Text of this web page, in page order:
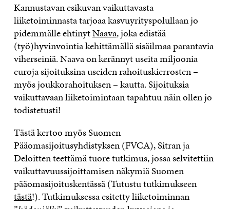
Kannustavan esikuvan vaikuttavasta
liiketoiminnasta tarjoaa kasvuyrityspolullaan jo
pidemmälle ehtinytNaava, joka edistää
(työ)hyvinvointia kehittämällä sisäilmaa parantavia
viherseiniä. Naava on kerännyt useita miljoonia
euroja sijoituksina useiden rahoituskierrosten –
myös joukkorahoituksen – kautta. Sijoituksia
vaikuttavaan liiketoimintaan tapahtuu näin ollen jo
todistetusti!
Tästä kertoo myös Suomen
Pääomasijoitusyhdistyksen (FVCA), Sitran ja
Deloitten teettämä tuore tutkimus, jossa selvitettiin
vaikuttavuussijoittamisen näkymiä Suomen
pääomasijoituskentässä (Tutustu tutkimukseen
tästä!). Tutkimuksessa esitetty liiketoiminnan